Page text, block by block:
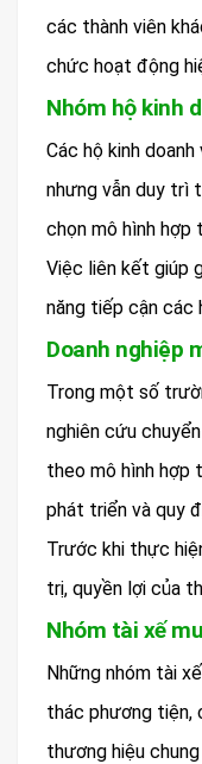
các thành viên
chức hoạt động
Nhóm hộ kinh
Các hộ kinh
nhưng vẫn duy trì
chọn mô hình hợp
Việc liên kết giúp
năng tiếp cận các
Doanh nghiệp
Trong một số
nghiên cứu
theo mô hình hợp
phát triển và quy
Trước khi thực
trị, quyền lợi của
Nhóm tài xế
Những nhóm tài
thác phương tiện,
thương hiệu